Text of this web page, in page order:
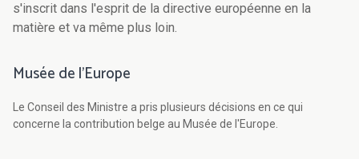
s'inscrit dans l'esprit de la directive européenne en la
matière et va même plus loin.
Musée de l'Europe
Le Conseil des Ministre a pris plusieurs décisions en ce qui
concerne la contribution belge au Musée de l'Europe.